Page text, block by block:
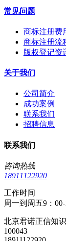
常见问题
商标注册费
商标注册流
版权登记资
关于我们
公司简介
成功案例
联系我们
招聘信息
联系我们
咨询热线
18911122920
工作时间
周一到周五9：
北京君诺正信知
100043